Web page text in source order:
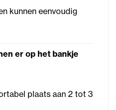
kunnen eenvoudig
er op het bankje
plaats aan 2 tot 3